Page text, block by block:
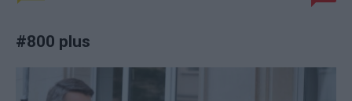
#800 plus